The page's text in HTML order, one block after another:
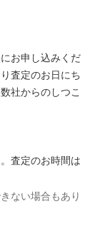
お申し込みくだ
査定のお日にち
社からのしつこ
査定のお時間は
ない場合もあり